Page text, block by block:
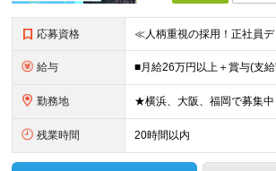
応募資格
給与
勤務地
残業時間 20時間以内